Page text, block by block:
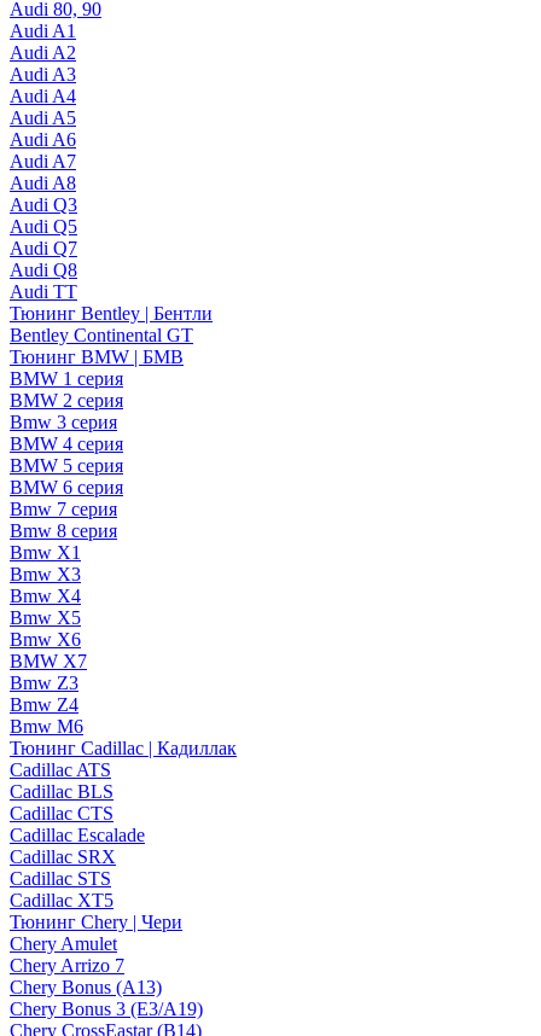
Audi 80, 90
Audi A1
Audi A2
Audi A3
Audi A4
Audi A5
Audi A6
Audi A7
Audi A8
Audi Q3
Audi Q5
Audi Q7
Audi Q8
Audi TT
Тюнинг Bentley | Бентли
Bentley Continental GT
Тюнинг BMW | БМВ
BMW 1 серия
BMW 2 серия
Bmw 3 серия
BMW 4 серия
BMW 5 серия
BMW 6 серия
Bmw 7 серия
Bmw 8 серия
Bmw X1
Bmw X3
Bmw X4
Bmw X5
Bmw X6
BMW X7
Bmw Z3
Bmw Z4
Bmw М6
Тюнинг Cadillac | Кадиллак
Cadillac ATS
Cadillac BLS
Cadillac CTS
Cadillac Escalade
Cadillac SRX
Cadillac STS
Cadillac XT5
Тюнинг Chery | Чери
Chery Amulet
Chery Arrizo 7
Chery Bonus (A13)
Chery Bonus 3 (E3/A19)
Chery CrossEastar (B14)